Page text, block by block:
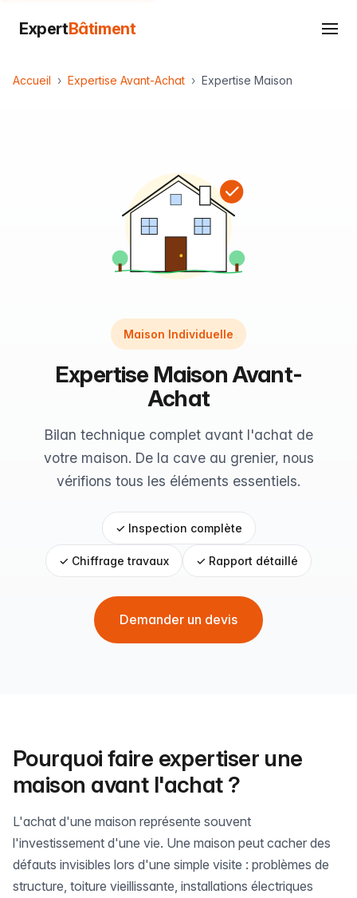
ExpertBâtiment
Accueil Expertise Avant-Achat Expertise Maison
Maison Individuelle
Expertise Maison Avant-
Achat
Bilan technique complet avant l'achat de
votre maison. De la cave au grenier, nous
vérifions tous les éléments essentiels.
✓ Inspection complète
✓ Chiffrage travaux ✓ Rapport détaillé
Demander un devis
Pourquoi faire expertiser une
maison avant l'achat ?
L'achat d'une maison représente souvent
l'investissement d'une vie. Une maison peut cacher des
défauts invisibles lors d'une simple visite : problèmes de
structure, toiture vieillissante, installations électriques